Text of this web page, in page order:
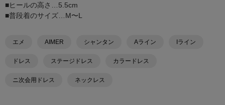
■ヒールの高さ…5.5cm
■普段着のサイズ…M〜L
エメ AIMER シャンタン Aライン Iライン
ドレス ステージドレス カラードレス
ニ次会用ドレス ネックレス